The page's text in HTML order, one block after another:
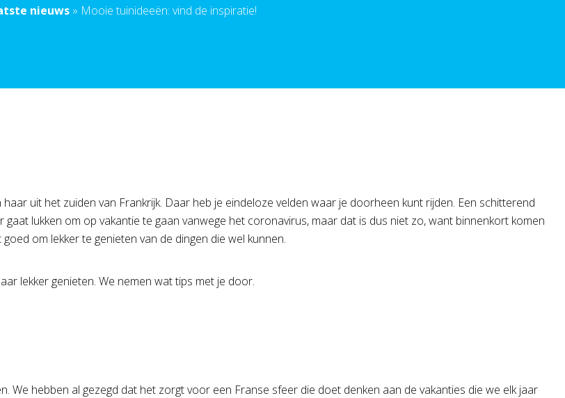
nieuws» Mooie tuinideeën: vind de inspiratie!
uit het zuiden van Frankrijk. Daar heb je eindeloze velden waar je doorheen kunt rijden. Een schitterend
lukken om op vakantie te gaan vanwege het coronavirus, maar dat is dus niet zo, want binnenkort komen
om lekker te genieten van de dingen die wel kunnen.
lekker genieten. We nemen wat tips met je door.
We hebben al gezegd dat het zorgt voor een Franse sfeer die doet denken aan de vakanties die we elk jaar